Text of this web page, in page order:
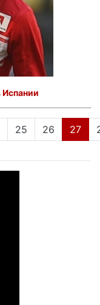
Испании
25 26 27